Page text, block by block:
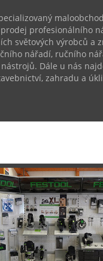
profesionálního
světových výrobců a
nářadí, ručního
Dále u nás
zahradu a